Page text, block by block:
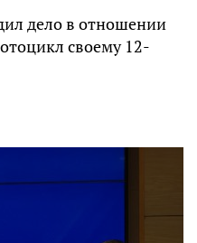
дело в отношении
своему 12-